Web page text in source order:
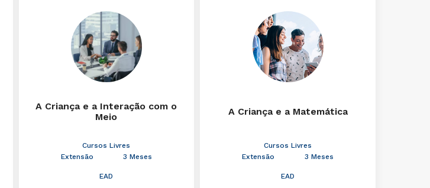
A Criança e a Interação com o
Meio
Cursos Livres
Extensão
3 Meses
EAD
A Criança e a Matemática
Cursos Livres
Extensão
3 Meses
EAD